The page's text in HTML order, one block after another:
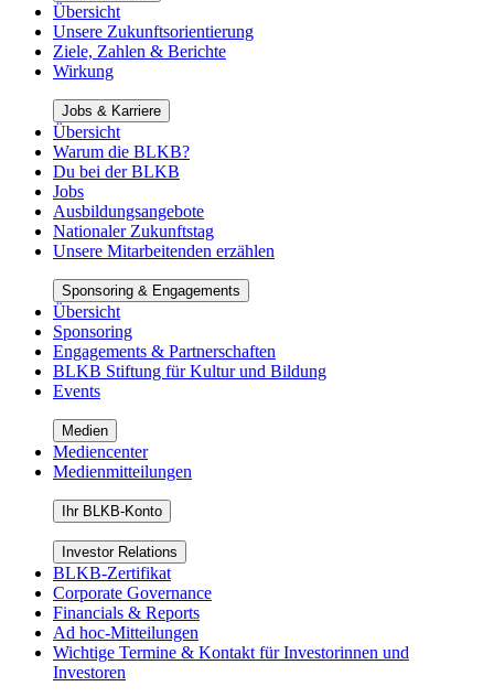
Übersicht
Unsere Zukunftsorientierung
Ziele, Zahlen & Berichte
Wirkung
Jobs & Karriere
Übersicht
Warum die BLKB?
Du bei der BLKB
Jobs
Ausbildungsangebote
Nationaler Zukunftstag
Unsere Mitarbeitenden erzählen
Sponsoring & Engagements
Übersicht
Sponsoring
Engagements & Partnerschaften
BLKB Stiftung für Kultur und Bildung
Events
Medien
Mediencenter
Medienmitteilungen
Ihr BLKB-Konto
Investor Relations
BLKB-Zertifikat
Corporate Governance
Financials & Reports
Ad hoc-Mitteilungen
Wichtige Termine & Kontakt für Investorinnen und
Investoren